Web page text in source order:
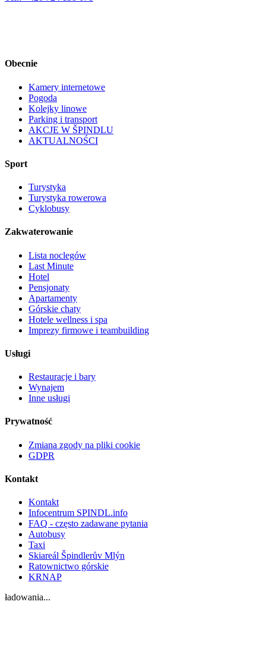
Obecnie
Kamery internetowe
Pogoda
Kolejky linowe
Parking i transport
AKCJE W ŠPINDLU
AKTUALNOŚCI
Sport
Turystyka
Turystyka rowerowa
Cyklobusy
Zakwaterowanie
Lista noclegów
Last Minute
Hotel
Pensjonaty
Apartamenty
Górskie chaty
Hotele wellness i spa
Imprezy firmowe i teambuilding
Usługi
Restauracje i bary
Wynajem
Inne usługi
Prywatność
Zmiana zgody na pliki cookie
GDPR
Kontakt
Kontakt
Infocentrum SPINDL.info
FAQ - często zadawane pytania
Autobusy
Taxi
Skiareál Špindlerův Mlýn
Ratownictwo górskie
KRNAP
ładowania...